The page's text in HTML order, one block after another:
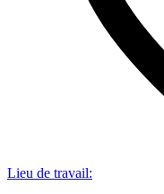
Lieu de travail: